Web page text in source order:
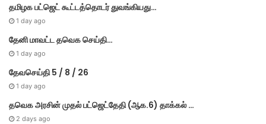
தமிழக பட்ஜெட் கூட்டத்தொடர் துவங்கியது…
1 day ago
தேனி மாவட்ட தவெக செய்தி…
1 day ago
தேவசெய்தி 5 / 8 / 26
1 day ago
தவெக அரசின் முதல் பட்​ஜெட்தேதி (ஆக.6) தாக்​கல் …
2 days ago